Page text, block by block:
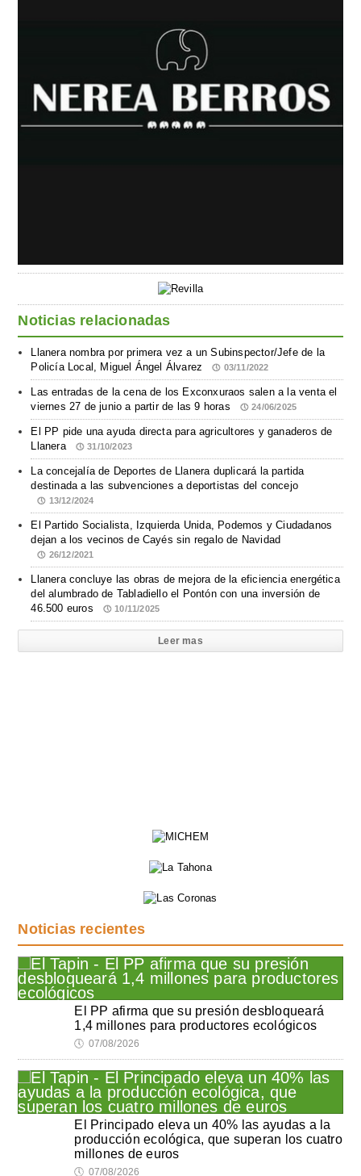
Noticias relacionadas
Llanera nombra por primera vez a un Subinspector/Jefe de la
Policía Local, Miguel Ángel Álvarez
03/11/2022
Las entradas de la cena de los Exconxuraos salen a la venta el
viernes 27 de junio a partir de las 9 horas
24/06/2025
El PP pide una ayuda directa para agricultores y ganaderos de
Llanera
31/10/2023
La concejalía de Deportes de Llanera duplicará la partida
destinada a las subvenciones a deportistas del concejo
13/12/2024
El Partido Socialista, Izquierda Unida, Podemos y Ciudadanos
dejan a los vecinos de Cayés sin regalo de Navidad
26/12/2021
Llanera concluye las obras de mejora de la eficiencia energética
del alumbrado de Tabladiello el Pontón con una inversión de
46.500 euros
10/11/2025
Leer mas
Noticias recientes
El PP afirma que su presión desbloqueará
1,4 millones para productores ecológicos
🕔 07/08/2026
El Principado eleva un 40% las ayudas a la
producción ecológica, que superan los cuatro
millones de euros
🕔 07/08/2026